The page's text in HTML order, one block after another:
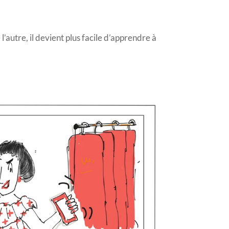
il devient plus facile d’apprendre à